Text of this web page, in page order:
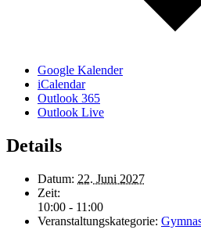
Google Kalender
iCalendar
Outlook 365
Outlook Live
Details
Datum: 22. Juni 2027
Zeit:
10:00 - 11:00
Veranstaltungskategorie: